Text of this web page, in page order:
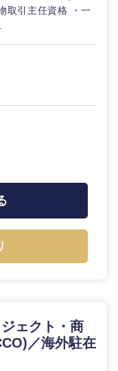
取引主任資格 ・一
ェクト・商
／海外駐在